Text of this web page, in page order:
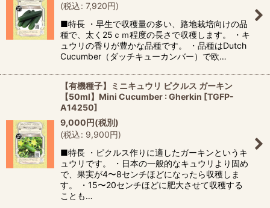
(税込: 7,920円)
■特長 ・早生で収穫量の多い、路地栽培向けの品
種で、太く25ｃｍ程度の長さで収穫します。 ・キ
ュウリの香りが豊かな品種です。 ・品種はDutch
Cucumber（ダッチキューカンバー）で欧…
【有機種子】ミニキュウリ ピクルス ガーキン
【50ml】Mini Cucumber : Gherkin [TGFP-
A14250]
9,000円(税別)
(税込: 9,900円)
■特長 ・ピクルス作りに適したガーキンというキ
ュウリです。 ・日本の一般的なキュウリより固め
で、果実が4〜8センチほどになったら収穫しま
す。 ・15〜20センチほどに肥大させて収穫する
ことも…